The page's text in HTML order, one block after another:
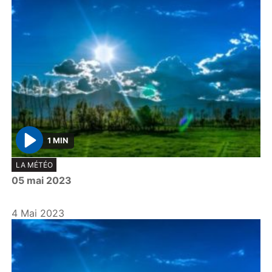
P
l
a
1 MIN
LA MÉTÉO
05 mai 2023
4 Mai 2023